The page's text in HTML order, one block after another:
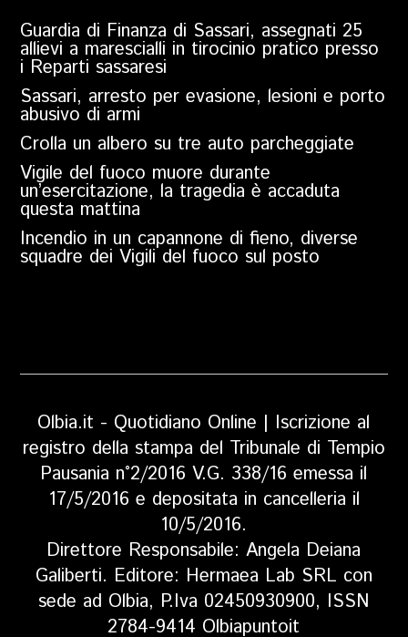
Guardia di Finanza di Sassari, assegnati 25
allievi a marescialli in tirocinio pratico presso
i Reparti sassaresi
Sassari, arresto per evasione, lesioni e porto
abusivo di armi
Crolla un albero su tre auto parcheggiate
Vigile del fuoco muore durante
un’esercitazione, la tragedia è accaduta
questa mattina
Incendio in un capannone di fieno, diverse
squadre dei Vigili del fuoco sul posto
Olbia.it - Quotidiano Online | Iscrizione al
registro della stampa del Tribunale di Tempio
Pausania n°2/2016 V.G. 338/16 emessa il
17/5/2016 e depositata in cancelleria il
10/5/2016.
Direttore Responsabile: Angela Deiana
Galiberti. Editore: Hermaea Lab SRL con
sede ad Olbia, P.Iva 02450930900, ISSN
2784-9414 Olbiapuntoit